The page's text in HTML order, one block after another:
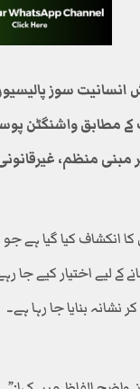
سوز
منظم،
انکشاف کیا گیا ہے
کے لیے اختیار کیے
نشانہ بنایا جا رہا ہے۔